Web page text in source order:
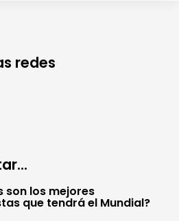
redes
son los mejores
que tendrá el Mundial?